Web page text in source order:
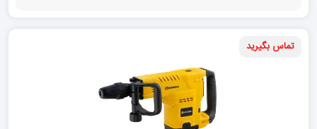
تماس بگیرید